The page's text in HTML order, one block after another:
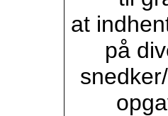
at
på